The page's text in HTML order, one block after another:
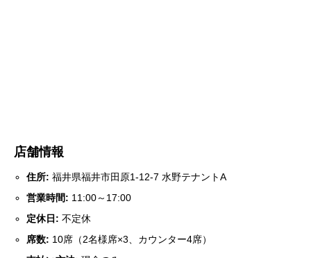
店舗情報
住所: 福井県福井市田原1-12-7 水野テナントA
営業時間: 11:00～17:00
定休日: 不定休
席数: 10席（2名様席×3、カウンター4席）